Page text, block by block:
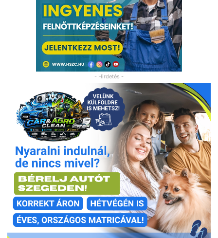
- Hirdetés -